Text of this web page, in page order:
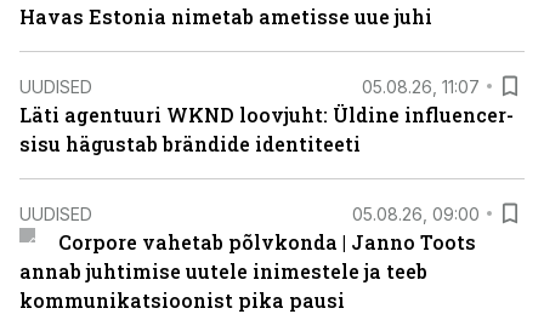
Havas Estonia nimetab ametisse uue juhi
UUDISED 05.08.26, 11:07
Läti agentuuri WKND loovjuht: Üldine influencer-
sisu hägustab brändide identiteeti
UUDISED 05.08.26, 09:00
Corpore vahetab põlvkonda | Janno Toots
annab juhtimise uutele inimestele ja teeb
kommunikatsioonist pika pausi